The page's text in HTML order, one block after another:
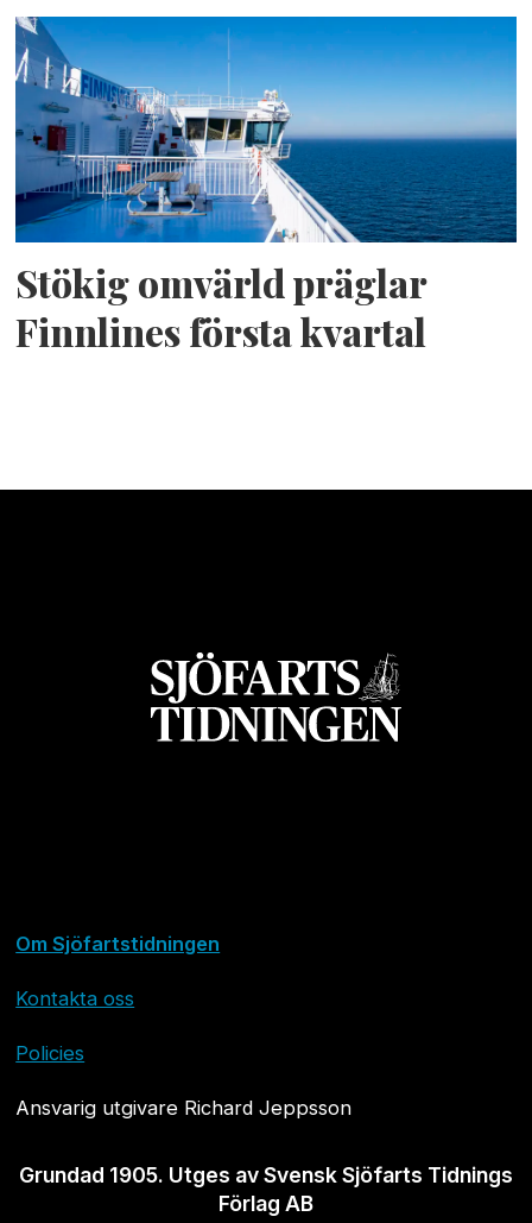
Stökig omvärld präglar
Finnlines första kvartal
Om Sjöfartstidningen
Kontakta oss
Policies
Ansvarig utgivare Richard Jeppsson
Grundad 1905. Utges av Svensk Sjöfarts Tidnings
Förlag AB